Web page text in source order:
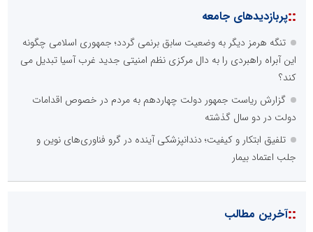
::پربازدیدهای جامعه
تنگه هرمز دیگر به وضعیت سابق برنمی گردد؛ جمهوری اسلامی چگونه
این آبراه راهبردی را به دال مرکزی نظم امنیتی جدید غرب آسیا تبدیل می
کند؟
گزارش ریاست جمهور دولت چهاردهم به مردم در خصوص اقدامات
دولت در دو سال گذشته
تلفیق ابتکار و کیفیت؛ دندانپزشکی آینده در گرو فناوری‌های نوین و
جلب اعتماد بیمار
::آخرین مطالب